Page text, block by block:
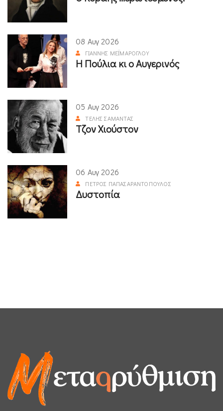
08 Αυγ 2026
ΓΙΆΝΝΗΣ ΜΕΪΜΆΡΟΓΛΟΥ
Η Πούλια κι ο Αυγερινός
05 Αυγ 2026
ΤΈΛΗΣ ΣΑΜΑΝΤΆΣ
Τζον Χιούστον
06 Αυγ 2026
ΠΈΤΡΟΣ ΠΑΠΑΣΑΡΑΝΤΌΠΟΥΛΟΣ
Δυστοπία